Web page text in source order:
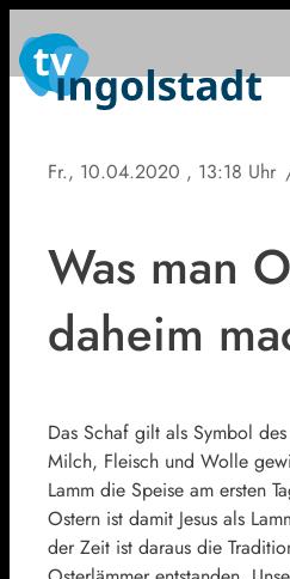
Fr., 10.04.2020 , 13:18 Uhr
Was man
daheim
Das Schaf gilt als Symbol
Milch, Fleisch und Wolle
Lamm die Speise am ersten
Ostern ist damit Jesus als
der Zeit ist daraus die